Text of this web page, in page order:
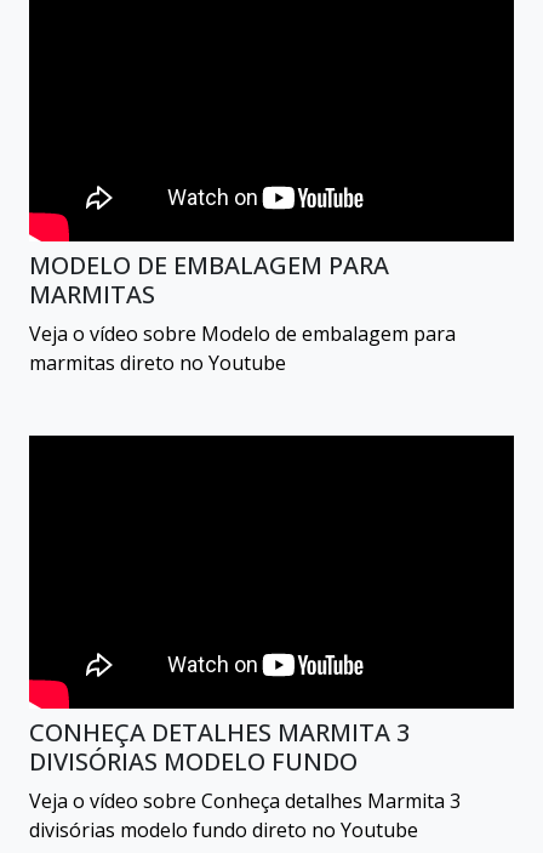
MODELO DE EMBALAGEM PARA
MARMITAS
Veja o vídeo sobre Modelo de embalagem para
marmitas direto no Youtube
CONHEÇA DETALHES MARMITA 3
DIVISÓRIAS MODELO FUNDO
Veja o vídeo sobre Conheça detalhes Marmita 3
divisórias modelo fundo direto no Youtube